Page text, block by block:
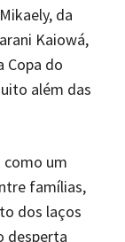
da
Kaiowá,
Copa do
além das
como um
famílias,
dos laços
desperta